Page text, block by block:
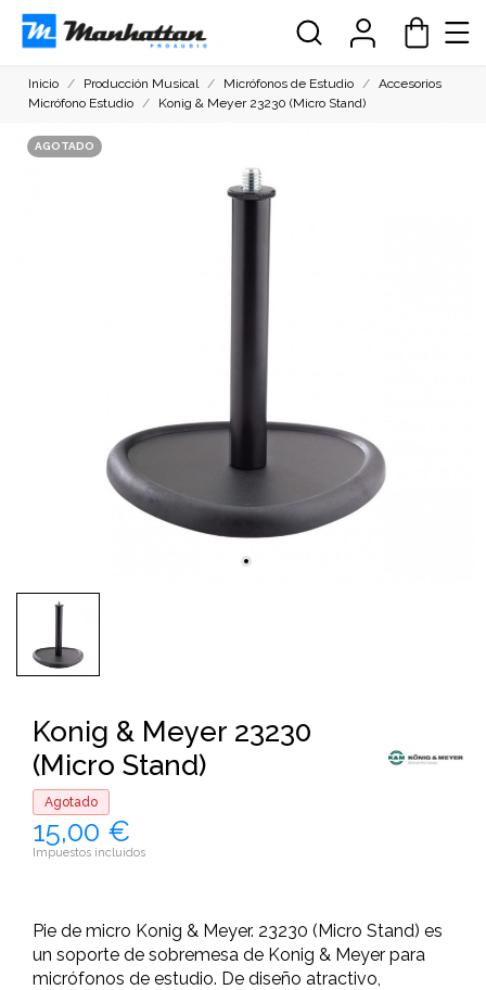
Inicio Producción Musical Micrófonos de Estudio
Accesorios
Micrófono Estudio
Konig & Meyer 23230 (Micro Stand)
AGOTADO
Konig & Meyer 23230
(Micro Stand)
Agotado
15,00 €
Impuestos incluidos
Pie de micro Konig & Meyer. 23230 (Micro Stand) es
un soporte de sobremesa de Konig & Meyer para
micrófonos de estudio. De diseño atractivo,